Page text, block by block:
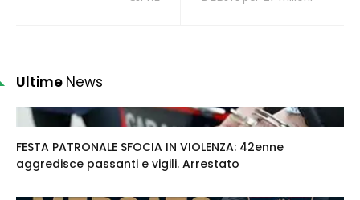
Ultime News
FESTA PATRONALE SFOCIA IN VIOLENZA: 42enne
aggredisce passanti e vigili. Arrestato